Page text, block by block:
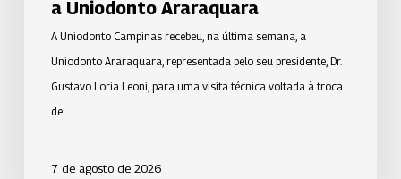
a Uniodonto Araraquara
A Uniodonto Campinas recebeu, na última semana, a
Uniodonto Araraquara, representada pelo seu presidente, Dr.
Gustavo Loria Leoni, para uma visita técnica voltada à troca
de…
7 de agosto de 2026